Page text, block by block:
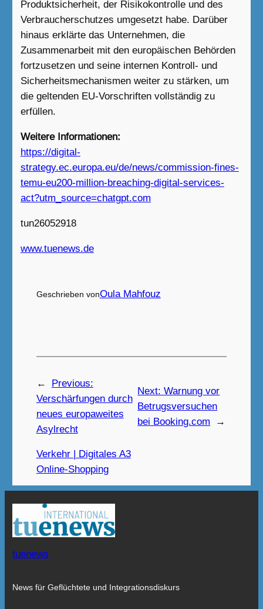
Produktsicherheit, der Risikokontrolle und des
Verbraucherschutzes umgesetzt habe. Darüber
hinaus erklärte das Unternehmen, die
Zusammenarbeit mit den europäischen Behörden
fortzusetzen und seine internen Kontroll- und
Sicherheitsmechanismen weiter zu stärken, um
die geltenden EU-Vorschriften vollständig zu
erfüllen.
Weitere Informationen:
https://digital-
strategy.ec.europa.eu/de/news/commission-fines-
temu-eu200-million-breaching-digital-services-
act?utm_source=chatgpt.com
tun26052918
www.tuenews.de
Geschrieben vonOula Mahfouz
←
Previous:
Verschärfungen durch
neues europaweites
Asylrecht
Next:Warnung vor
Betrugsversuchen
bei Booking.com
→
Verkehr | Digitales A3
Online-Shopping
tuenews
News für Geflüchtete und Integrationsdiskurs